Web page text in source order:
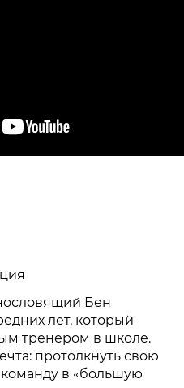
Бен
лет, который
тренером в школе.
протолкнуть свою
в «большую